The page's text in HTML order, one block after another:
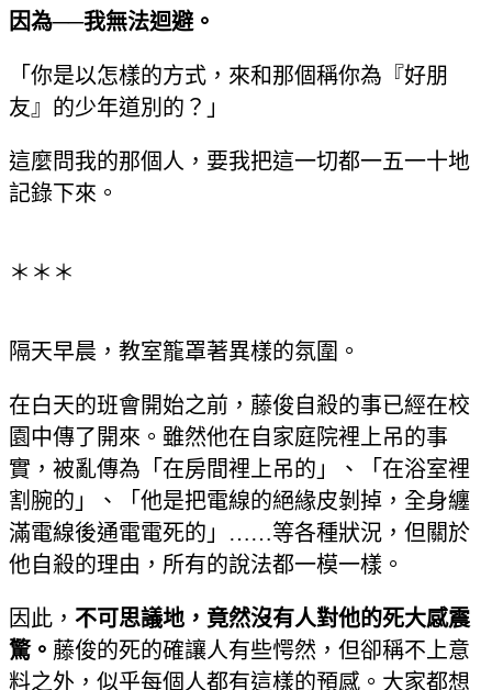
因為──我無法迴避。
「你是以怎樣的方式，來和那個稱你為『好朋
友』的少年道別的？」
這麼問我的那個人，要我把這一切都一五一十地
記錄下來。
＊＊＊
隔天早晨，教室籠罩著異樣的氛圍。
在白天的班會開始之前，藤俊自殺的事已經在校
園中傳了開來。雖然他在自家庭院裡上吊的事
實，被亂傳為「在房間裡上吊的」、「在浴室裡
割腕的」、「他是把電線的絕緣皮剝掉，全身纏
滿電線後通電電死的」……等各種狀況，但關於
他自殺的理由，所有的說法都一模一樣。
因此， 不可思議地，竟然沒有人對他的死大感震
驚。 藤俊的死的確讓人有些愕然，但卻稱不上意
料之外，似乎每個人都有這樣的預感。大家都想